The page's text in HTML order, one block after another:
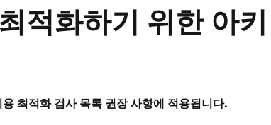
적화하기 위한 아키
적화 검사 목록 권장 사항에 적용됩니다.